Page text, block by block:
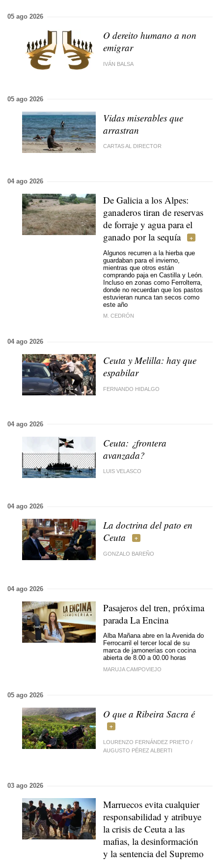
05 ago 2026
O dereito humano a non
emigrar
IVÁN BALSA
05 ago 2026
Vidas miserables que
arrastran
CARTAS AL DIRECTOR
04 ago 2026
De Galicia a los Alpes:
ganaderos tiran de reservas
de forraje y agua para el
ganado por la sequía
Algunos recurren a la hierba que
guardaban para el invierno,
mientras que otros están
comprando paja en Castilla y León.
Incluso en zonas como Ferrolterra,
donde no recuerdan que los pastos
estuvieran nunca tan secos como
este año
M. CEDRÓN
04 ago 2026
Ceuta y Melilla: hay que
espabilar
FERNANDO HIDALGO
04 ago 2026
Ceuta: ¿frontera
avanzada?
LUIS VELASCO
04 ago 2026
La doctrina del pato en
Ceuta
GONZALO BAREÑO
04 ago 2026
Pasajeros del tren, próxima
parada La Encina
Alba Mañana abre en la Avenida do
Ferrocarril el tercer local de su
marca de jamonerías con cocina
abierta de 8.00 a 00.00 horas
MARUJA CAMPOVIEJO
05 ago 2026
O que a Ribeira Sacra é
LOURENZO FERNÁNDEZ PRIETO /
AUGUSTO PÉREZ ALBERTI
03 ago 2026
Marruecos evita cualquier
responsabilidad y atribuye
la crisis de Ceuta a las
mafias, la desinformación
y la sentencia del Supremo